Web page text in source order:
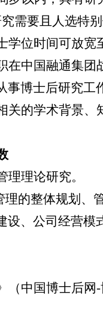
需要且人选特
位时间可放宽
在中国融通集
博士后研究工
关的学术背景
理理论研究。
理的整体规划、
、公司经营模
（中国博士后网-